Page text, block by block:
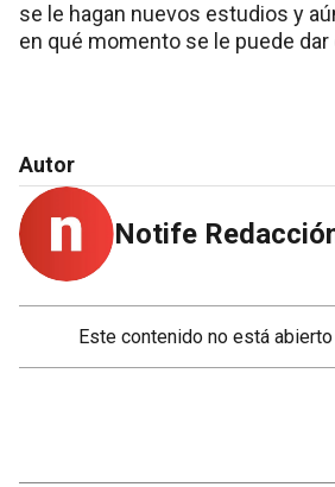
se le hagan nuevos estudios y
en qué momento se le puede dar
Autor
Notife
Este contenido no está